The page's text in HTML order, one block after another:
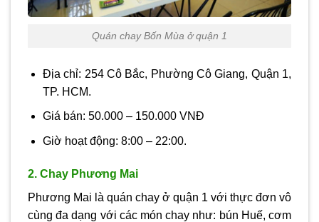
Quán chay Bốn Mùa ở quận 1
Địa chỉ: 254 Cô Bắc, Phường Cô Giang, Quận 1,
TP. HCM.
Giá bán: 50.000 – 150.000 VNĐ
Giờ hoạt động: 8:00 – 22:00.
2. Chay Phương Mai
Phương Mai là quán chay ở quận 1 với thực đơn vô
cùng đa dạng với các món chay như: bún Huế, cơm